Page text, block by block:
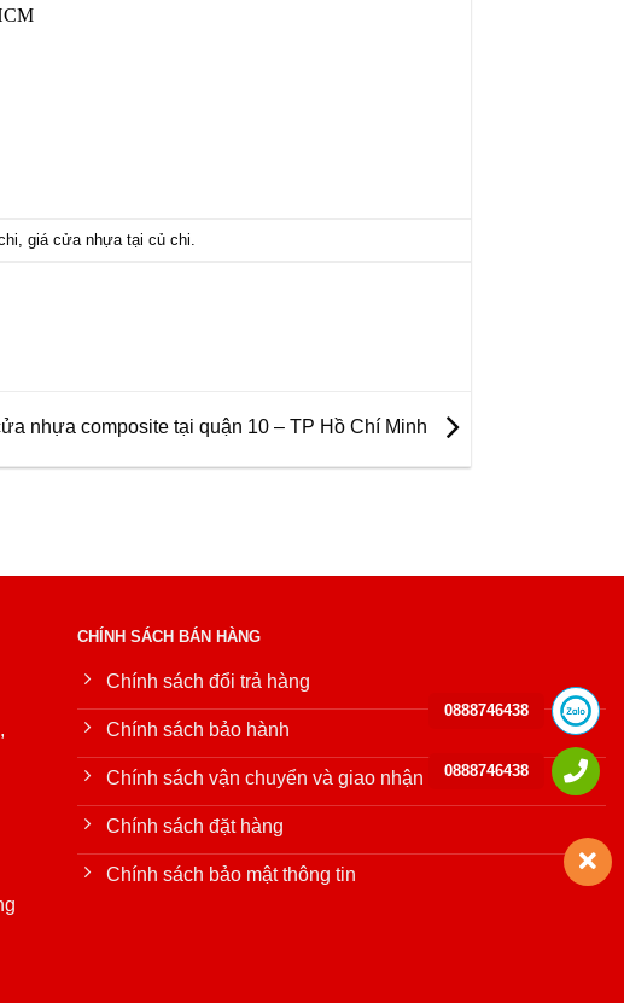
giá cửa nhựa tại củ chi
nhựa composite tại quận 10 – TP Hồ Chí Minh
CHÍNH SÁCH BÁN HÀNG
Chính sách đổi trả hàng
Chính sách bảo hành
Chính sách vận chuyển và giao nhận
Chính sách đặt hàng
Chính sách bảo mật thông tin
0888746438
0888746438